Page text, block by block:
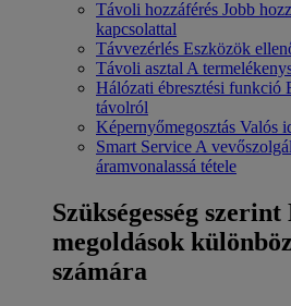
Távoli hozzáférés Jobb
kapcsolattal
Távvezérlés Eszközök
Távoli asztal A
Hálózati ébresztési funkció
távolról
Képernyőmegosztás Valós
Smart Service A
áramvonalassá tétele
Szükségesség szerint
megoldások
számára